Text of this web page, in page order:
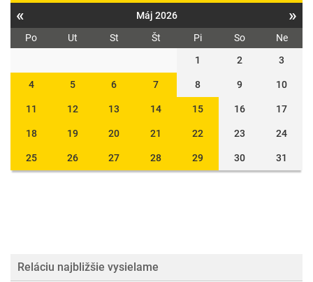
« Máj 2026 »
Po Ut St Št Pi So
Ne
1
2 3
4 5 6 7 8 9 10
11 12 13 14 15 16 17
18 19 20 21 22 23 24
25 26 27 28 29 30 31
Reláciu najbližšie vysielame